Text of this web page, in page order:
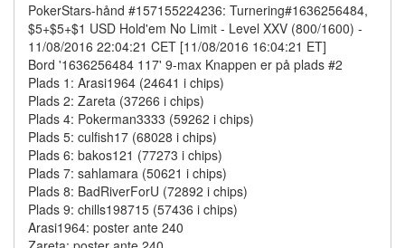
PokerStars-hånd #157155224236: Turnering#1636256484,
$5+$5+$1 USD Hold'em No Limit - Level XXV (800/1600) -
11/08/2016 22:04:21 CET [11/08/2016 16:04:21 ET]
Bord '1636256484 117' 9-max Knappen er på plads #2
Plads 1: Arasi1964 (24641 i chips)
Plads 2: Zareta (37266 i chips)
Plads 4: Pokerman3333 (59262 i chips)
Plads 5: culfish17 (68028 i chips)
Plads 6: bakos121 (77273 i chips)
Plads 7: sahlamara (50621 i chips)
Plads 8: BadRiverForU (72892 i chips)
Plads 9: chills198715 (57436 i chips)
Arasi1964: poster ante 240